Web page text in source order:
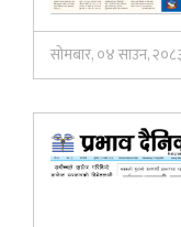
सोमबार, ०४ साउन,